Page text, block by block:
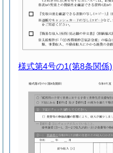
様式第4号の1(第8条関係)